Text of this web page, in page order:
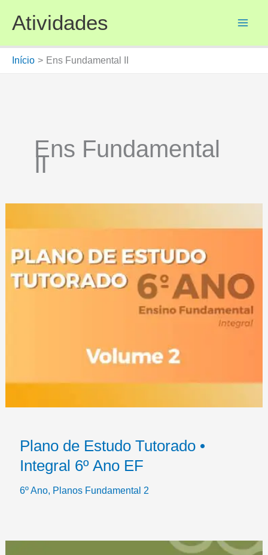
para
conteúdo
Atividades
Início Ens Fundamental II
Ens Fundamental
II
Plano de Estudo Tutorado •
Integral 6º Ano EF
6º Ano, Planos Fundamental 2